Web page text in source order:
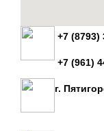
+7 (8793)
+7 (961)
г.